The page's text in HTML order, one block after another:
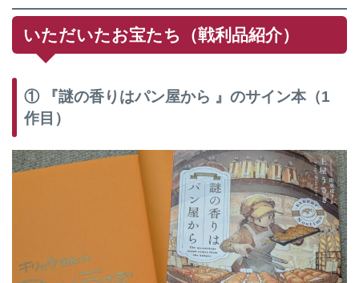
いただいたお宝たち（戦利品紹介）
① 『謎の香りはパン屋から 』のサイン本（1
作目）